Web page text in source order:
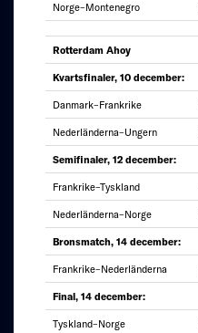
Norge–Montenegro
Rotterdam Ahoy
Kvartsfinaler, 10 december:
Danmark–Frankrike
Nederländerna–Ungern
Semifinaler, 12 december:
Frankrike–Tyskland
Nederländerna–Norge
Bronsmatch, 14 december:
Frankrike–Nederländerna
Final, 14 december:
Tyskland–Norge